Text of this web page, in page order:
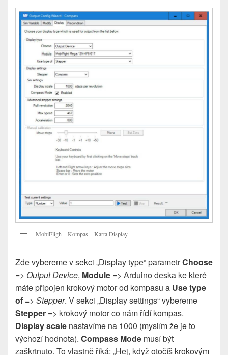
MobiFligh – Kompas – Karta Display
Zde vybereme v sekci „Display type“ parametrChoose
=> Output Device, Module => Arduino deska ke které
máte připojen krokový motor od kompasu a Use type
of => Stepper. V sekci „Display settings“ vybereme
Stepper => krokový motor co nám řídí kompas.
Display scale nastavíme na 1000 (myslím že je to
výchozí hodnota). Compass Mode musí být
zaškrtnuto. To vlastně říká: „Hej, když otočíš krokovým